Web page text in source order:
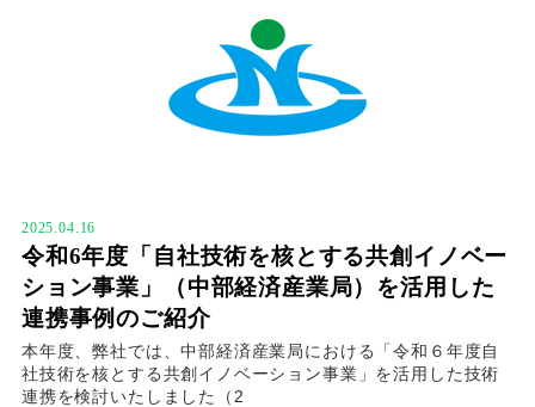
2025.04.16
令和6年度「自社技術を核とする共創イノベー
ション事業」（中部経済産業局）を活用した
連携事例のご紹介
本年度、弊社では、中部経済産業局における「令和６年度自
社技術を核とする共創イノベーション事業」を活用した技術
連携を検討いたしました（2